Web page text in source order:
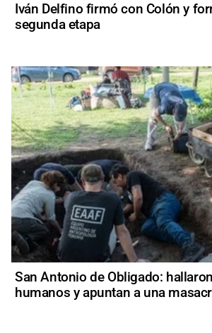
Iván Delfino firmó con Colón y
segunda etapa
San Antonio de Obligado:
humanos y apuntan a una